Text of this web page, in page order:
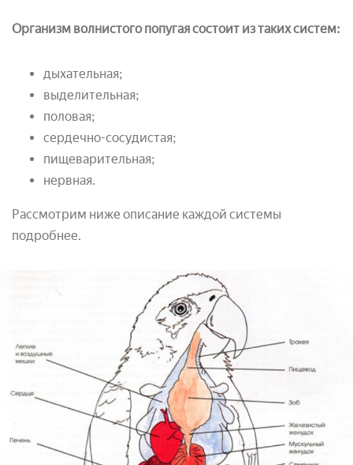
Организм волнистого попугая состоит из таких систем:
дыхательная;
выделительная;
половая;
сердечно-сосудистая;
пищеварительная;
нервная.
Рассмотрим ниже описание каждой системы
подробнее.